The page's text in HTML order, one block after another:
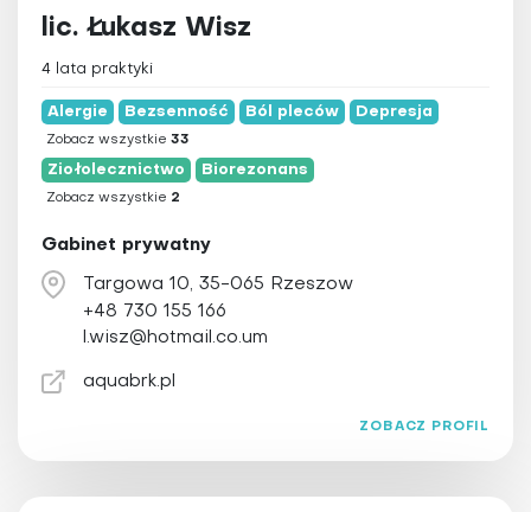
lic. Łukasz Wisz
4 lata praktyki
Alergie Bezsenność Ból pleców Depresja
Zobacz wszystkie 33
Ziołolecznictwo Biorezonans
Zobacz wszystkie 2
Gabinet prywatny
Targowa 10, 35-065 Rzeszow
+48 730 155 166
l.wisz@hotmail.co.um
aquabrk.pl
ZOBACZ PROFIL